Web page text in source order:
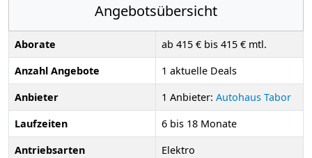
Angebotsübersicht
Aborate
ab 415 € bis 415 € mtl.
Anzahl Angebote
1 aktuelle Deals
Anbieter
1 Anbieter: Autohaus Tabor
Laufzeiten
6 bis 18 Monate
Antriebsarten
Elektro